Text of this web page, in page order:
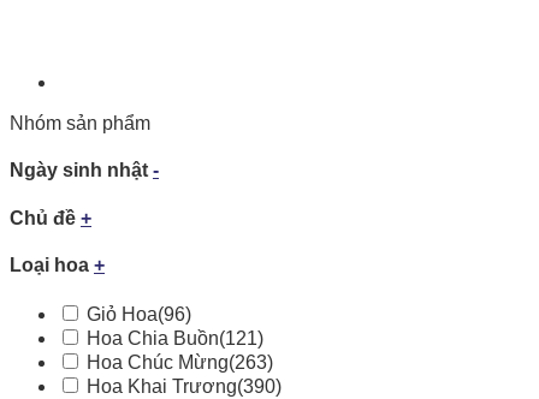
Nhóm sản phẩm
Ngày sinh nhật -
Chủ đề +
Loại hoa +
Giỏ Hoa(96)
Hoa Chia Buồn(121)
Hoa Chúc Mừng(263)
Hoa Khai Trương(390)